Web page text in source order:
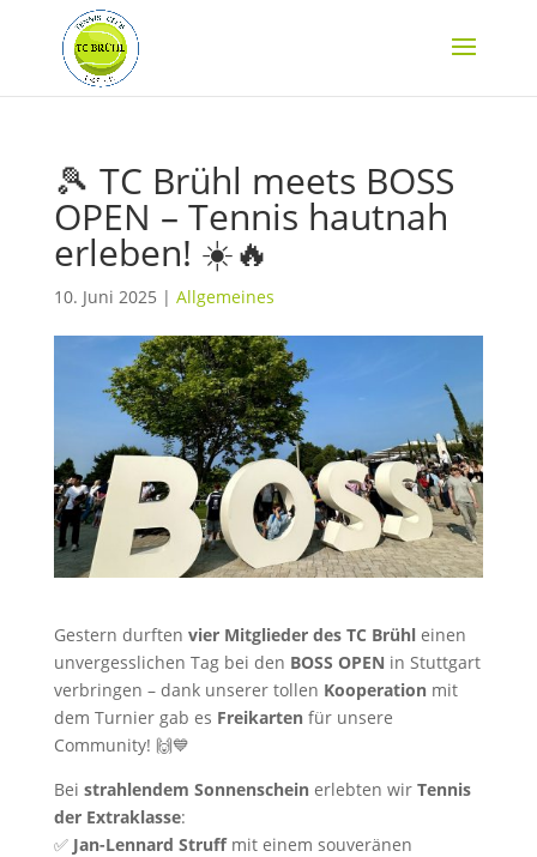
🎾 TC Brühl meets BOSS
OPEN – Tennis hautnah
erleben! ☀️🔥
10. Juni 2025 | Allgemeines
Gestern durften vier Mitglieder des TC Brühleinen
unvergesslichen Tag bei den BOSS OPEN in Stuttgart
verbringen – dank unserer tollen Kooperationmit
dem Turnier gab es Freikartenfür unsere
Community! 🙌💙
Bei strahlendem Sonnenscheinerlebten wir Tennis
der Extraklasse:
✅ Jan-Lennard Struffmit einem souveränen